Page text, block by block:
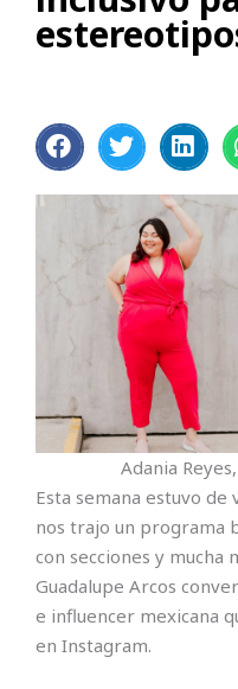
Adania
Esta semana estuvo de
nos trajo un programa
con secciones y mucha
Guadalupe Arcos
e influencer mexicana
en Instagram.